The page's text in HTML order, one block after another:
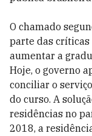
O chamado
parte das críticas
aumentar a
Hoje, o governo
conciliar o
do curso. A
residências no
2018, a